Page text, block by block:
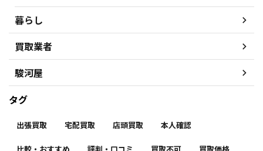
暮らし
買取業者
駿河屋
タグ
出張買取 宅配買取 店頭買取 本人確認